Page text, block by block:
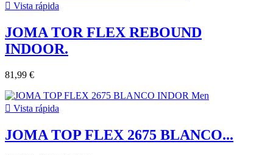
 Vista rápida
JOMA TOR FLEX REBOUND
INDOOR.
81,99 €
 Vista rápida
JOMA TOP FLEX 2675 BLANCO...